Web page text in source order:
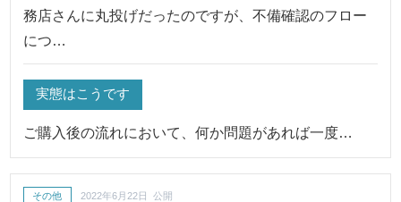
務店さんに丸投げだったのですが、不備確認のフロー
につ…
実態はこうです
ご購入後の流れにおいて、何か問題があれば一度…
その他 2022年6月22日 公開